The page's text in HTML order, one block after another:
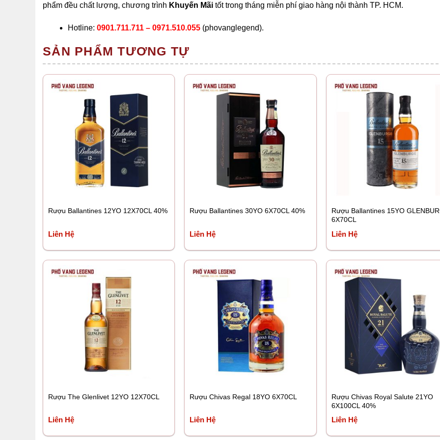
phẩm đều chất lượng, chương trình Khuyến Mãi tốt trong tháng miễn phí giao hàng nội thành TP. HCM.
Hotline: 0901.711.711 – 0971.510.055 (phovanglegend).
SẢN PHẨM TƯƠNG TỰ
Rượu Ballantines 12YO 12X70CL 40%
Liên Hệ
Rượu Ballantines 30YO 6X70CL 40%
Liên Hệ
Rượu Ballantines 15YO
6X70CL
Liên Hệ
Rượu The Glenlivet 12YO 12X70CL
Liên Hệ
Rượu Chivas Regal 18YO 6X70CL
Liên Hệ
Rượu Chivas Royal Salute 21YO
6X100CL 40%
Liên Hệ